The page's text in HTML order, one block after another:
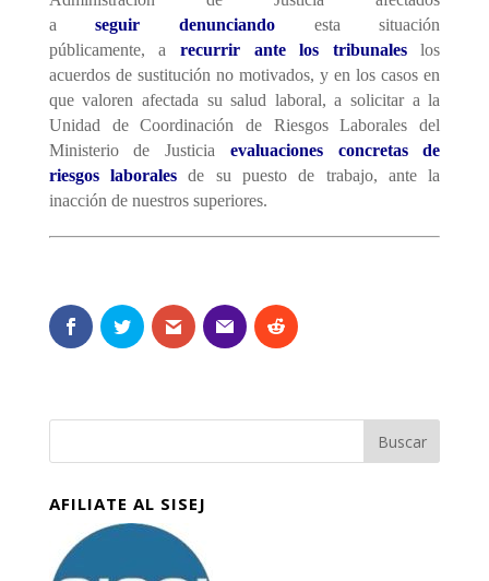
aseguir denunciando esta situación
públicamente, a recurrir ante los tribunaleslos
acuerdos de sustitución no motivados, y en los casos en
que valoren afectada su salud laboral, a solicitar a la
Unidad de Coordinación de Riesgos Laborales del
Ministerio de Justicia evaluaciones concretas de
riesgos laborales de su puesto de trabajo, ante la
inacción de nuestros superiores.
AFILIATE AL SISEJ